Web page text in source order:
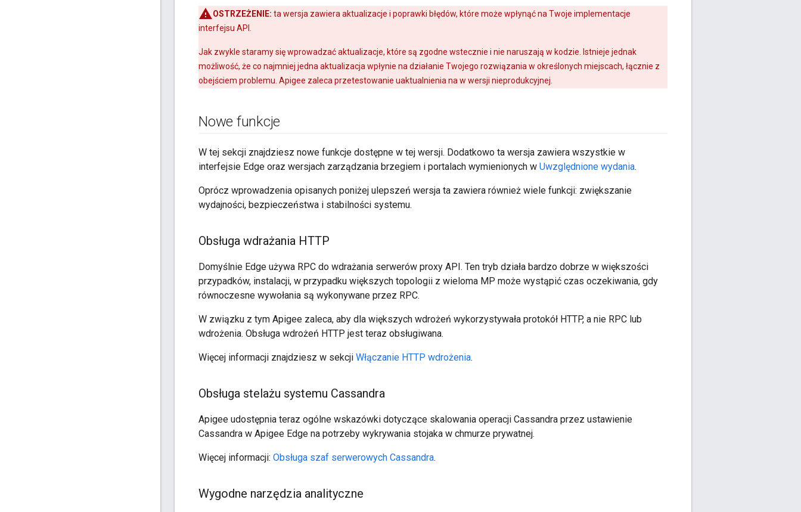
OSTRZEŻENIE: ta wersja zawiera aktualizacje i poprawki błędów, które może wpłynąć na Twoje implementacje
interfejsu API.
Jak zwykle staramy się wprowadzać aktualizacje, które są zgodne wstecznie i nie naruszają w kodzie. Istnieje jednak
możliwość, że co najmniej jedna aktualizacja wpłynie na działanie Twojego rozwiązania w określonych miejscach, łącznie z
obejściem problemu. Apigee zaleca przetestowanie uaktualnienia na w wersji nieprodukcyjnej.
Nowe funkcje
W tej sekcji znajdziesz nowe funkcje dostępne w tej wersji. Dodatkowo ta wersja zawiera wszystkie w
interfejsie Edge oraz wersjach zarządzania brzegiem i portalach wymienionych w Uwzględnione wydania.
Oprócz wprowadzenia opisanych poniżej ulepszeń wersja ta zawiera również wiele funkcji: zwiększanie
wydajności, bezpieczeństwa i stabilności systemu.
Obsługa wdrażania HTTP
Domyślnie Edge używa RPC do wdrażania serwerów proxy API. Ten tryb działa bardzo dobrze w większości
przypadków, instalacji, w przypadku większych topologii z wieloma MP może wystąpić czas oczekiwania, gdy
równoczesne wywołania są wykonywane przez RPC.
W związku z tym Apigee zaleca, aby dla większych wdrożeń wykorzystywała protokół HTTP, a nie RPC lub
wdrożenia. Obsługa wdrożeń HTTP jest teraz obsługiwana.
Więcej informacji znajdziesz w sekcji Włączanie HTTP wdrożenia.
Obsługa stelażu systemu Cassandra
Apigee udostępnia teraz ogólne wskazówki dotyczące skalowania operacji Cassandra przez ustawienie
Cassandra w Apigee Edge na potrzeby wykrywania stojaka w chmurze prywatnej.
Więcej informacji: Obsługa szaf serwerowych Cassandra.
Wygodne narzędzia analityczne